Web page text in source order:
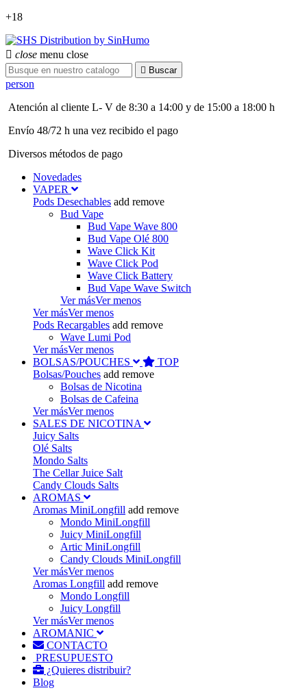
+18
 close menu close
 Buscar
person
Atención al cliente L- V de 8:30 a 14:00 y de 15:00 a 18:00 h
Envío 48/72 h una vez recibido el pago
Diversos métodos de pago
Novedades
VAPER
Pods Desechables add remove
Bud Vape
Bud Vape Wave 800
Bud Vape Olé 800
Wave Click Kit
Wave Click Pod
Wave Click Battery
Bud Vape Wave Switch
Ver másVer menos
Ver másVer menos
Pods Recargables add remove
Wave Lumi Pod
Ver másVer menos
BOLSAS/POUCHES
TOP
Bolsas/Pouches add remove
Bolsas de Nicotina
Bolsas de Cafeina
Ver másVer menos
SALES DE NICOTINA
Juicy Salts
Olé Salts
Mondo Salts
The Cellar Juice Salt
Candy Clouds Salts
AROMAS
Aromas MiniLongfill add remove
Mondo MiniLongfill
Juicy MiniLongfill
Artic MiniLongfill
Candy Clouds MiniLongfill
Ver másVer menos
Aromas Longfill add remove
Mondo Longfill
Juicy Longfill
Ver másVer menos
AROMANIC
CONTACTO
PRESUPUESTO
¿Quieres distribuir?
Blog